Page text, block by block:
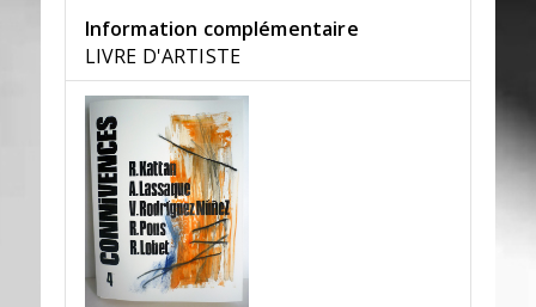
Information complémentaire
LIVRE D'ARTISTE